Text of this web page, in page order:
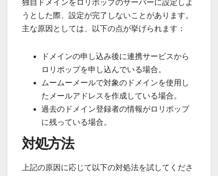
独自ドメインをロリポップのサーバーに設定しよ
うとした際、設定が完了しないことがあります。
主な原因としては、以下の点が挙げられます：
ドメインの申し込み後に連携サービスから
ロリポップを申し込んでいる場合。
ムームーメールで対象のドメインを使用し
たメールアドレスを作成している場合。
過去のドメイン登録者の情報がロリポップ
に残っている場合。
対処方法
上記の原因に応じて以下の対処法を試してくださ